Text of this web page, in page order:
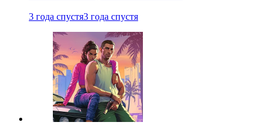
3 года спустя3 года спустя